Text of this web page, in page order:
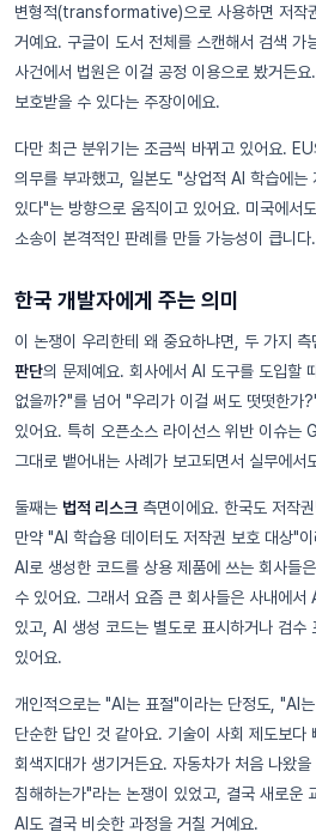
변형적(transformative)으로 사용하면 저작
거예요. 구글이 도서 전체를 스캔해서 검색
사건에서 법원은 이걸 공정 이용으로 봤거든
보호받을 수 있다는 주장이에요.
다만 최근 분위기는 조금씩 바뀌고 있어요.
의무를 부과했고, 일본도 "상업적 AI 학습에는
있다"는 방향으로 움직이고 있어요. 미국에서
소송이 본격적인 판례를 만들 가능성이 큽니다.
한국 개발자에게 주는 의미
이 논쟁이 우리한테 왜 중요하냐면, 두 가지
판단의 문제예요. 회사에서 AI 도구를 도입할
없을까?"를 넘어 "우리가 이걸 써도 떳떳한가
있어요. 특히 오픈소스 라이선스 위반 이슈
그대로 뱉어내는 사례가 보고되면서 실무에서
둘째는 법적 리스크 측면이에요. 한국도 저작
만약 "AI 학습용 데이터도 저작권 보호 대상"이
AI로 생성한 코드를 상용 제품에 쓰는 회사들
수 있어요. 그래서 요즘 큰 회사들은 사내에서
있고, AI 생성 코드는 별도로 표시하거나 검수
있어요.
개인적으로는 "AI는 표절"이라는 단정도, "AI
단순한 답인 것 같아요. 기술이 사회 제도보다
회색지대가 생기거든요. 자동차가 처음 나왔
침해하는가"라는 논쟁이 있었고, 결국 새로운
AI도 결국 비슷한 과정을 거칠 거예요.